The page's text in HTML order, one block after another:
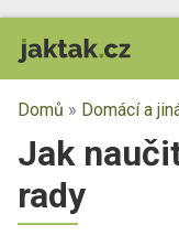
Domů » Domácí a
Jak
rady